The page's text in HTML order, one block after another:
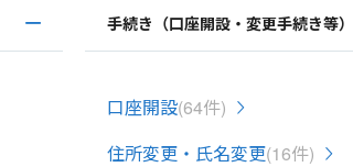
手続き（口座開設・変更手続き等）
口座開設(64件)
住所変更・氏名変更(16件)